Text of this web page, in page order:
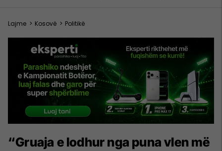
Lajme > Kosovë > Politikë
“Gruaja e lodhur nga puna vlen më